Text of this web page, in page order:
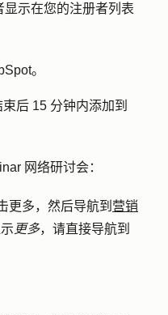
示在您的注册者列表
。
后 15 分钟内添加到
网络研讨会：
更多，然后导航到 营销
更多，请直接导航到